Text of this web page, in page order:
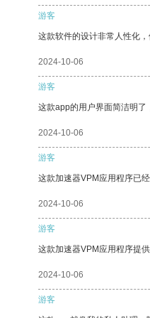
游客
这款软件的设计非常人性化，
2024-10-06
游客
这款app的用户界面简洁明了
2024-10-06
游客
这款加速器VPM应用程序已
2024-10-06
游客
这款加速器VPM应用程序提
2024-10-06
游客